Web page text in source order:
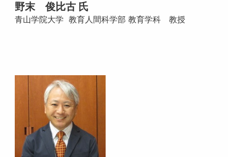
野末 俊比古 氏
青山学院大学 教育人間科学部 教育学科 教授